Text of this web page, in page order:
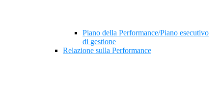
Piano della Performance/Piano esecutivo
di gestione
Relazione sulla Performance